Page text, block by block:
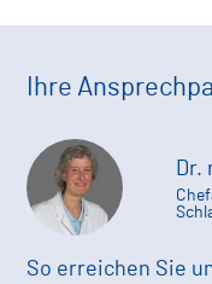
Ihre
Dr.
So erreichen Sie